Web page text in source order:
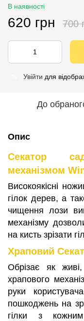
В наявності
620 грн 700
Увійти для
До
Опис
Секатор
механізмом
Високоякісні
гілок дерев, а
чищення лози
механізму
на кисть зрізати
Храповий
Обрізає як
храпового
руки
пошкоджень на
гілки з кожним